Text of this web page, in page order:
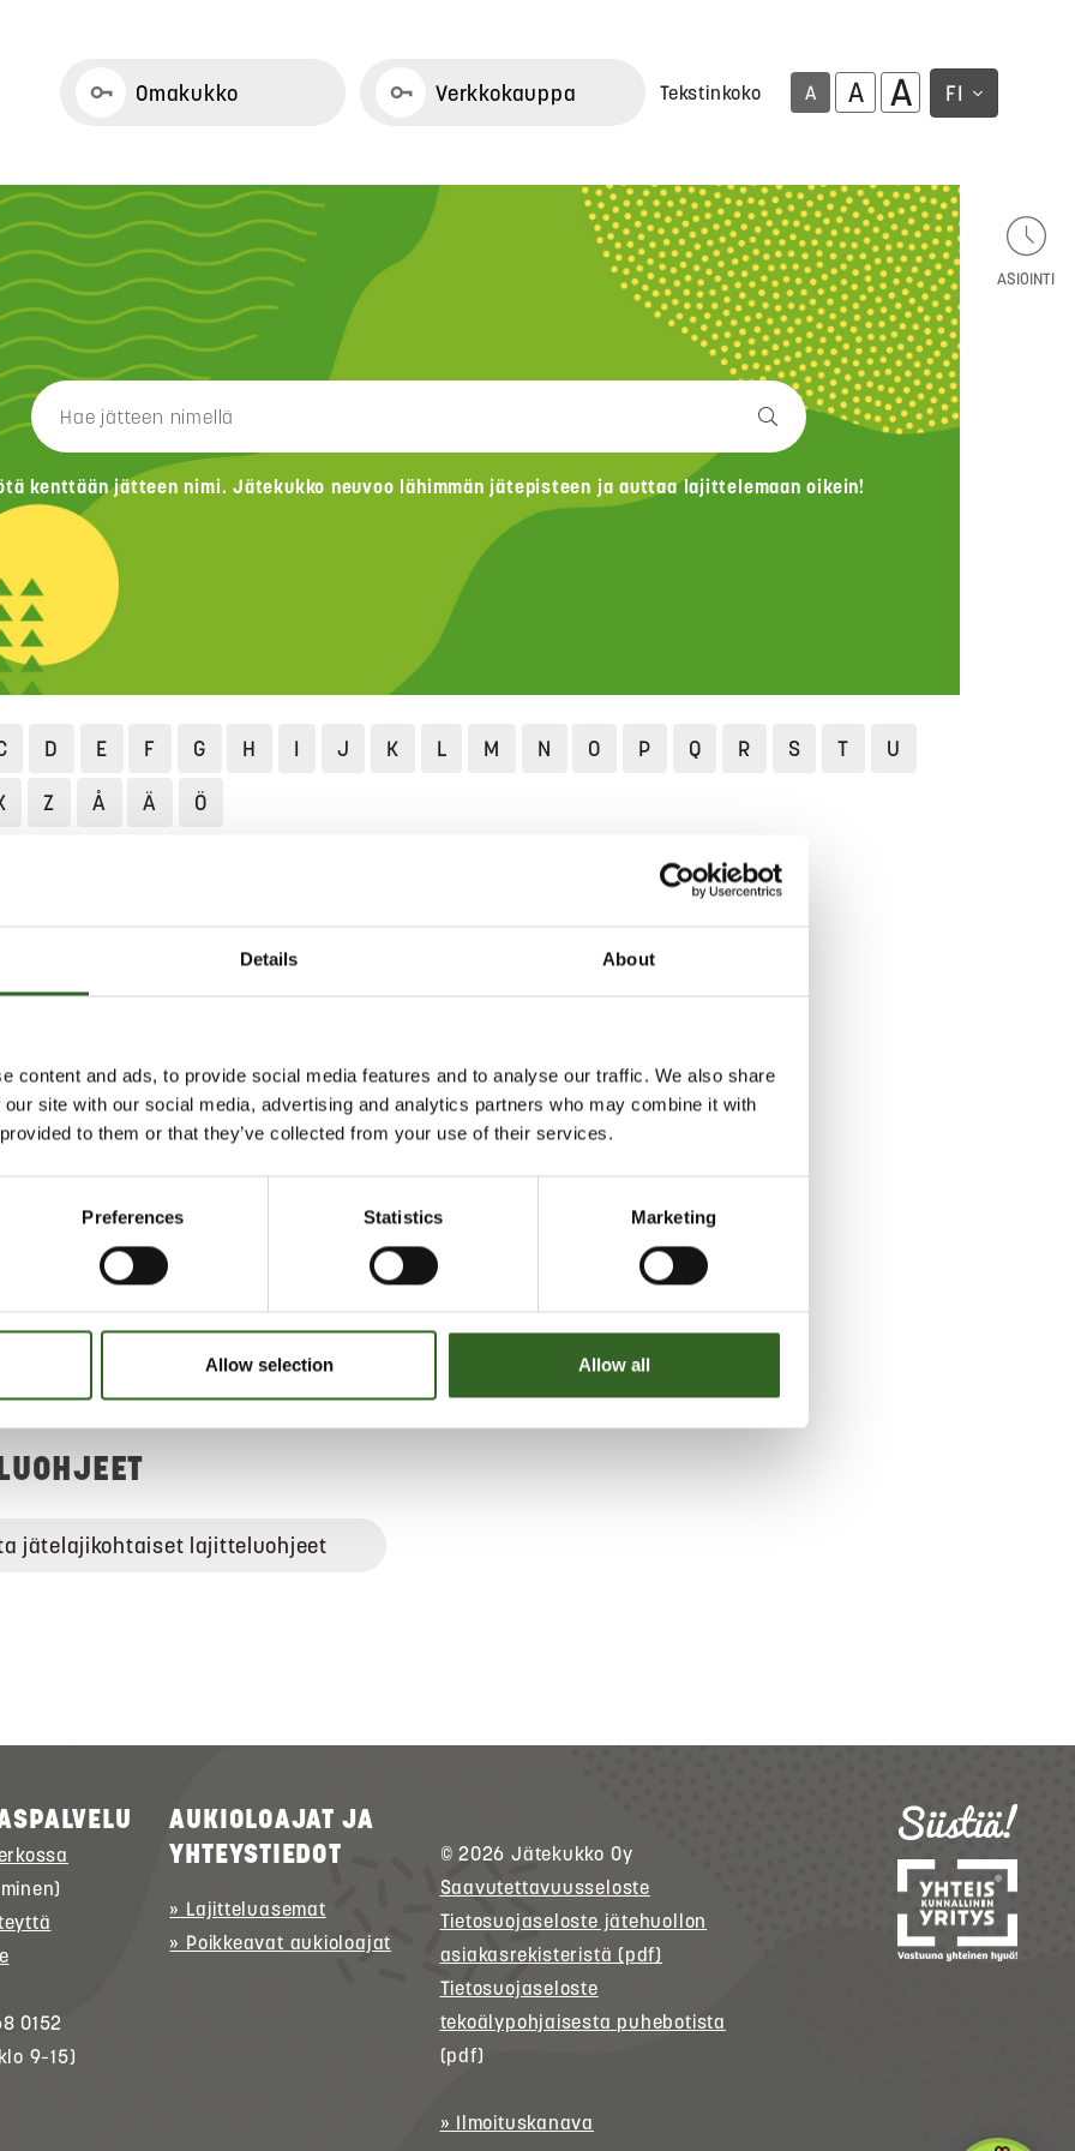
Details About
content and ads, to provide social media features and to analyse our traffic. We also share
site with our social media, advertising and analytics partners who may combine it with
to them or that they’ve collected from your use of their services.
Preferences Statistics Marketing
Allow selection Allow all
Omakukko Verkkokauppa Tekstinkoko A A A FI
kenttään jätteen nimi. Jätekukko neuvoo lähimmän jätepisteen ja auttaa lajittelemaan oikein!
ASIOINTI
D E F G H I J K L M N O P Q R S T
U
Z Å Ä Ö
Kasviöljyt, kasvi- ja paistorasvat
KASVI- JA
imeytettynä esim.
öljyä voi laittaa
keräyspalvelua tarjoaville
Suomen Kasviöljykierrätys Oy
jätelajikohtaiset lajitteluohjeet
0152
9–15)
AUKIOLOAJAT JA
YHTEYSTIEDOT
» Lajitteluasemat
» Poikkeavat aukioloajat
© 2026 Jätekukko Oy
Saavutettavuusseloste
Tietosuojaseloste jätehuollon
asiakasrekisteristä (pdf)
Tietosuojaseloste
tekoälypohjaisesta puhebotista
(pdf)
» Ilmoituskanava